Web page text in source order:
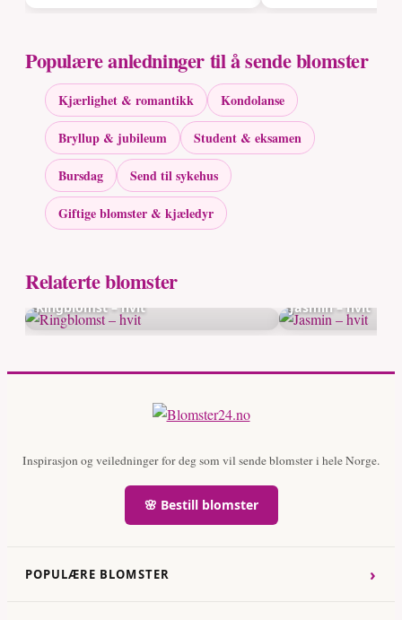
Populære anledninger til å sende blomster
Kjærlighet & romantikk
Kondolanse
Bryllup & jubileum
Student & eksamen
Bursdag
Send til sykehus
Giftige blomster & kjæledyr
Relaterte blomster
Ringblomst – hvit Jasmin – hvit
Inspirasjon og veiledninger for deg som vil sende blomster i hele Norge.
🌸 Bestill blomster
POPULÆRE BLOMSTER ›